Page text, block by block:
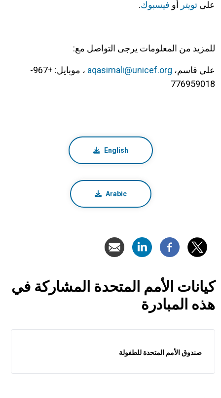
على تويتر أو فيسبوك.
للمزيد من المعلومات يرجى التواصل مع:
علي قاسم، aqasimali@unicef.org ، موبايل:
+967-
776959018
English
Arabic
كيانات الأمم المتحدة المشاركة في
هذه المبادرة
صندوق الأمم المتحدة للطفولة